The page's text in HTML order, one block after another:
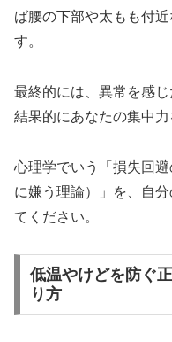
ば腰の下部や太もも付
す。
最終的には、異常を感
結果的にあなたの集中力
心理学でいう「損失回
に嫌う理論）」を、自
てください。
低温やけどを防ぐ
り方